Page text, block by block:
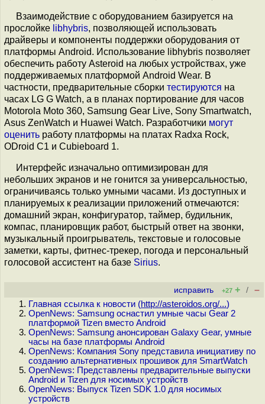
Взаимодействие с оборудованием базируется на
прослойке libhybris, позволяющей использовать
драйверы и компоненты поддержки оборудования от
платформы Android. Использование libhybris позволяет
обеспечить работу Asteroid на любых устройствах, уже
поддерживаемых платформой Android Wear. В
частности, предварительные сборки тестируются на
часах LG G Watch, а в планах портирование для часов
Motorola Moto 360, Samsung Gear Live, Sony Smartwatch,
Asus ZenWatch и Huawei Watch. Разработчики могут
оценить работу платформы на платах Radxa Rock,
ODroid C1 и Cubieboard 1.
Интерфейс изначально оптимизирован для
небольших экранов и не гонится за универсальностью,
ограничиваясь только умными часами. Из доступных и
планируемых к реализации приложений отмечаются:
домашний экран, конфигуратор, таймер, будильник,
компас, планировщик работ, быстрый ответ на звонки,
музыкальный проигрыватель, текстовые и голосовые
заметки, карты, фитнес-трекер, погода и персональный
голосовой ассистент на базе Sirius.
исправить +27 + / –
Главная ссылка к новости (http://asteroidos.org/...)
OpenNews: Samsung оснастил умные часы Gear 2
платформой Tizen вместо Android
OpenNews: Samsung анонсирован Galaxy Gear, умные
часы на базе платформы Android
OpenNews: Компания Sony представила инициативу по
созданию альтернативных прошивок для SmartWatch
OpenNews: Представлены предварительные выпуски
Android и Tizen для носимых устройств
OpenNews: Выпуск Tizen SDK 1.0 для носимых
устройств